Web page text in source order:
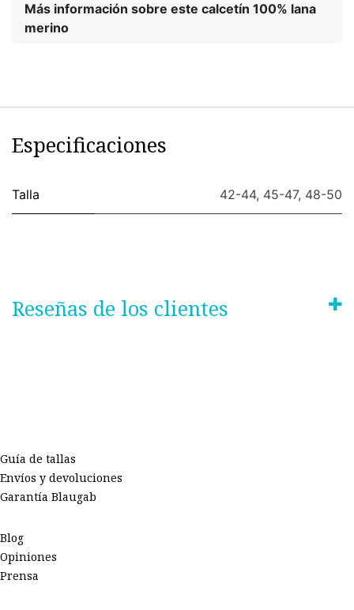
Más información sobre este calcetín 100% lana
merino
Especificaciones
Talla 42-44, 45-47, 48-50
Reseñas de los clientes
Guía de tallas
Envíos y devoluciones
Garantía Blaugab
Blog
Opiniones
Prensa